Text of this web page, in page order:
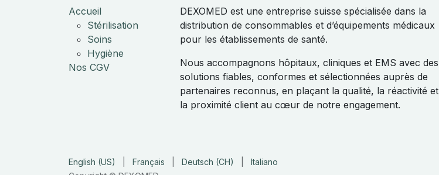
Accueil
Stérilisation
Soins
Hygiène
Nos CGV
DEXOMED est une entreprise suisse spécialisée dans la
distribution de consommables et d’équipements médicaux
pour les établissements de santé.
Nous accompagnons hôpitaux, cliniques et EMS avec des
solutions fiables, conformes et sélectionnées auprès de
partenaires reconnus, en plaçant la qualité, la réactivité et
la proximité client au cœur de notre engagement.
English (US) Français Deutsch (CH)
Italiano